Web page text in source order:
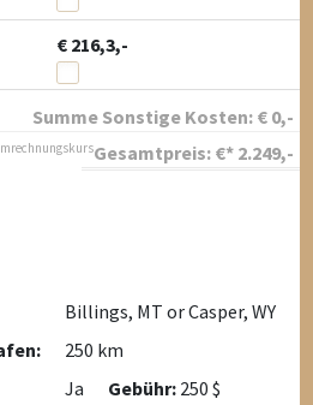
€ 216,3,-
Summe Sonstige Kosten: € 0,-
Gesamtpreis: €* 2.249,-
Billings, MT or Casper, WY
250 km
Ja Gebühr: 250 $